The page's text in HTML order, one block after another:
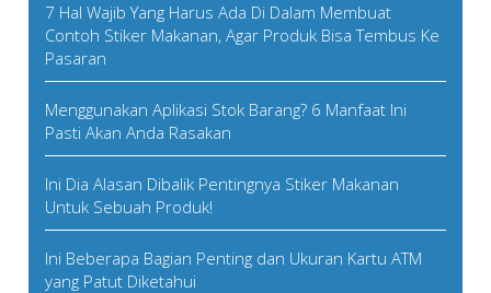
7 Hal Wajib Yang Harus Ada Di Dalam Membuat
Contoh Stiker Makanan, Agar Produk Bisa Tembus Ke
Pasaran
Menggunakan Aplikasi Stok Barang? 6 Manfaat Ini
Pasti Akan Anda Rasakan
Ini Dia Alasan Dibalik Pentingnya Stiker Makanan
Untuk Sebuah Produk!
Ini Beberapa Bagian Penting dan Ukuran Kartu ATM
yang Patut Diketahui